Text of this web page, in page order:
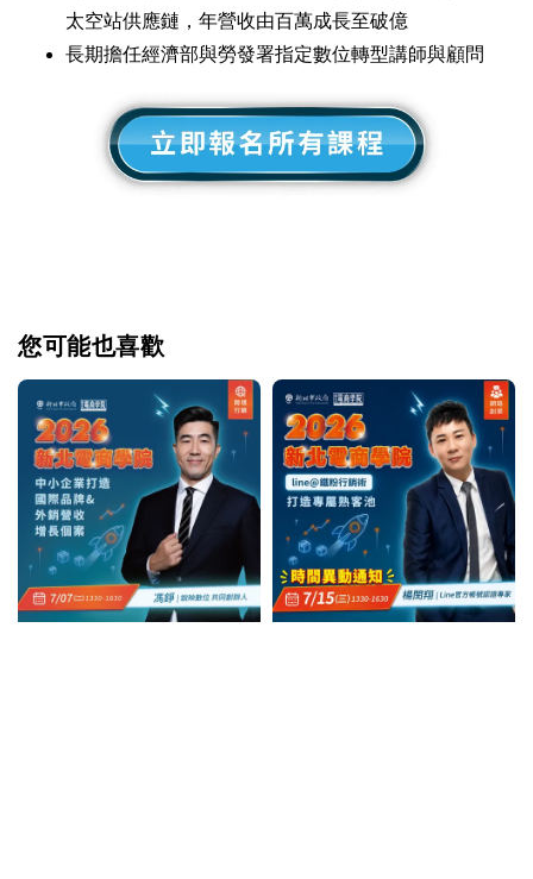
太空站供應鏈，年營收由百萬成長至破億
長期擔任經濟部與勞發署指定數位轉型講師與顧問
您可能也喜歡